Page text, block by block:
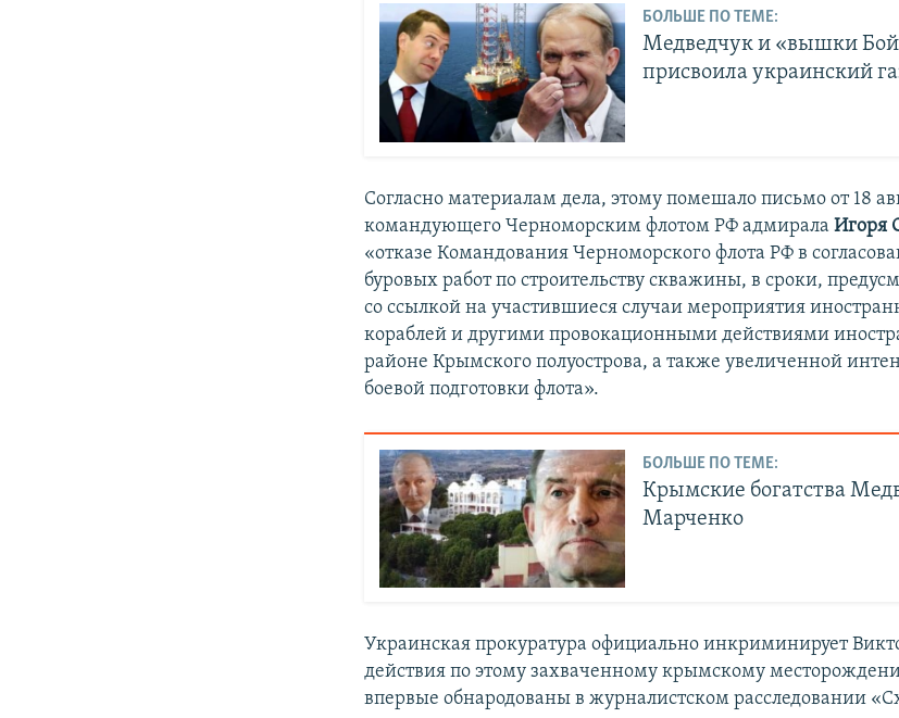
БОЛЬШЕ ПО ТЕМЕ:
Медведчук и «вышки
присвоила украинский
Согласно материалам дела, этому помешало письмо от 18
командующего Черноморским флотом РФ адмиралаИгоря
«отказе Командования Черноморского флота РФ в
буровых работ по строительству скважины, в сроки,
со ссылкой на участившиеся случаи мероприятия
кораблей и другими провокационными действиями
районе Крымского полуострова, а также увеличенной
боевой подготовки флота».
БОЛЬШЕ ПО ТЕМЕ:
Крымские богатства
Марченко
Украинская прокуратура официально инкриминирует
действия по этому захваченному крымскому
впервые обнародованы в журналистском расследовании